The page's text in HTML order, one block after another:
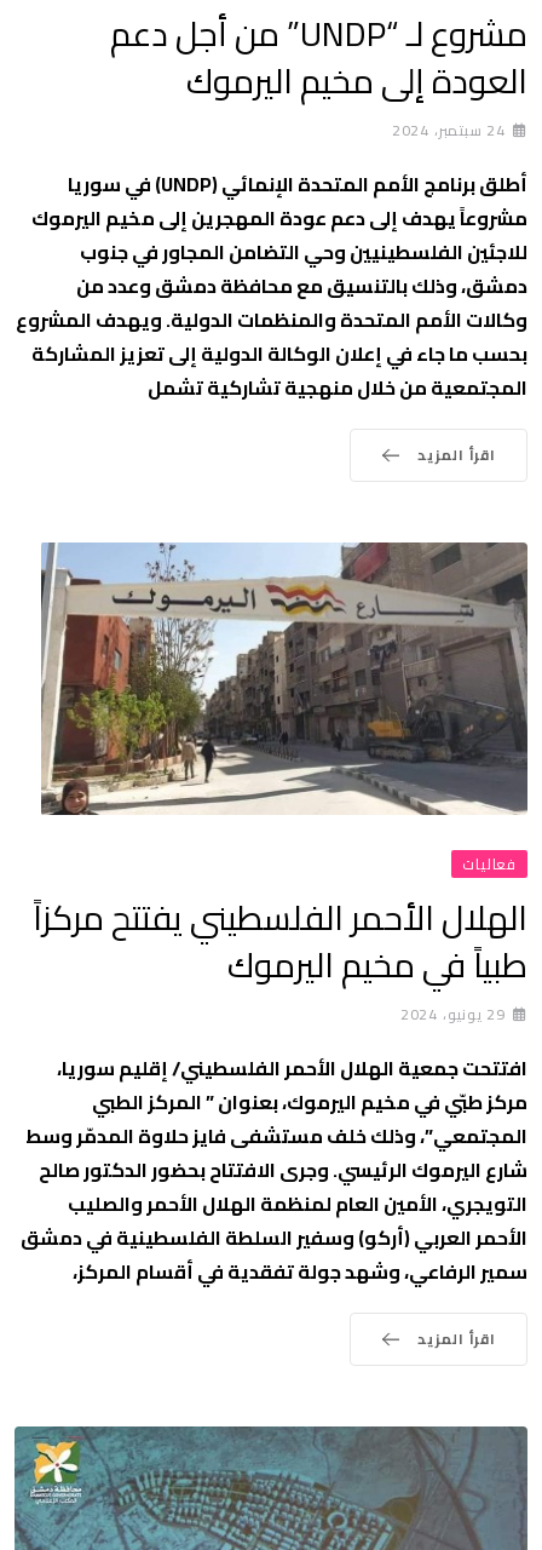
مشروع لـ “UNDP” من أجل دعم
العودة إلى مخيم اليرموك
24 سبتمبر، 2024
أطلق برنامج الأمم المتحدة الإنمائي (UNDP) في سوريا
مشروعاً يهدف إلى دعم عودة المهجرين إلى مخيم اليرموك
للاجئين الفلسطينيين وحي التضامن المجاور في جنوب
دمشق، وذلك بالتنسيق مع محافظة دمشق وعدد من
وكالات الأمم المتحدة والمنظمات الدولية. ويهدف المشروع
بحسب ما جاء في إعلان الوكالة الدولية إلى تعزيز المشاركة
المجتمعية من خلال منهجية تشاركية تشمل
اقرأ المزيد
فعاليات
الهلال الأحمر الفلسطيني يفتتح مركزاً
طبياً في مخيم اليرموك
29 يونيو، 2024
افتتحت جمعية الهلال الأحمر الفلسطيني/ إقليم سوريا،
مركز طبّي في مخيم اليرموك، بعنوان ” المركز الطبي
المجتمعي”، وذلك خلف مستشفى فايز حلاوة المدمّر وسط
شارع اليرموك الرئيسي. وجرى الافتتاح بحضور الدكتور صالح
التويجري، الأمين العام لمنظمة الهلال الأحمر والصليب
الأحمر العربي (أركو) وسفير السلطة الفلسطينية في دمشق
سمير الرفاعي، وشهد جولة تفقدية في أقسام المركز،
اقرأ المزيد